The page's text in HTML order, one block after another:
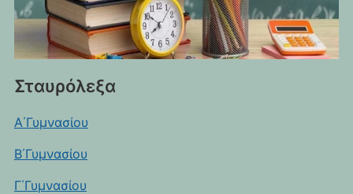
Σταυρόλεξα
Α΄Γυμνασίου
Β΄Γυμνασίου
Γ΄Γυμνασίου